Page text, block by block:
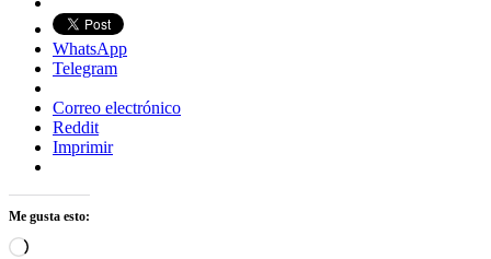
WhatsApp
Telegram
Correo electrónico
Reddit
Imprimir
Me gusta esto:
Cargando...